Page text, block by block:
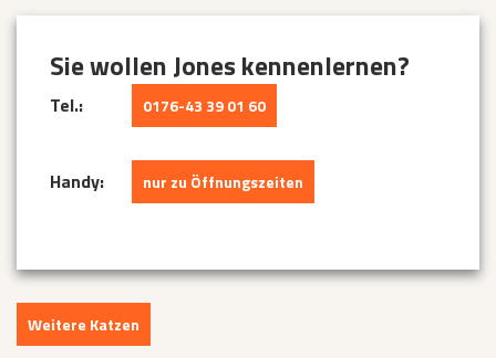
Sie wollen Jones kennenlernen?
Tel.: 0176-43 39 01 60
Handy: nur zu Öffnungszeiten
Weitere Katzen